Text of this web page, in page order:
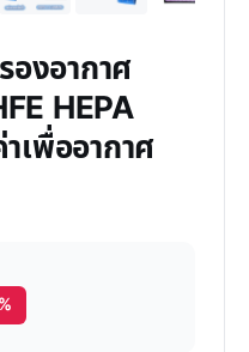
องอากาศ
HEPA
เพื่ออากาศ